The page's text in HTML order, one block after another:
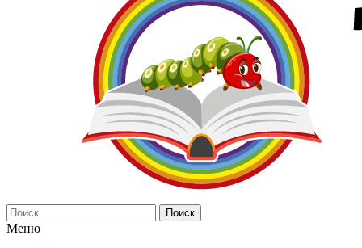
Поиск
Меню